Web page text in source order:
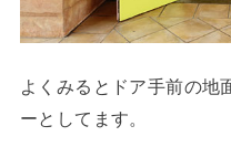
よくみるとドア手前の地
ーとしてます。